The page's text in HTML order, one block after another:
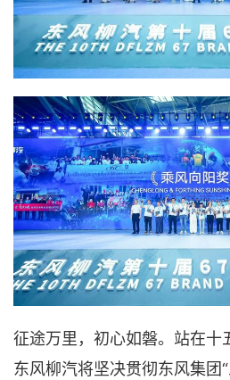
征途万里，初心如磐。站在十
东风柳汽将坚决贯彻东风集团